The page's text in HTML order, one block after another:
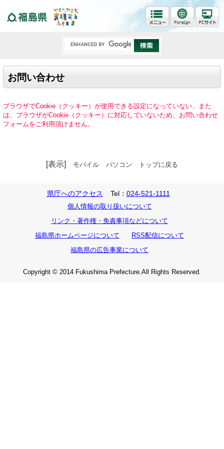
お問い合わせ
ブラウザでCookie（クッキー）が使用できる設定になっていない、また
は、ブラウザがCookie（クッキー）に対応していないため、お問い合わせ
フォームをご利用頂けません。
[表示] モバイル パソコン トップに戻る
県庁へのアクセス Tel： 024-521-1111
個人情報の取り扱いについて
リンク・著作権・免責事項などについて
福島県ホームページについて
RSS配信について
福島県の広告事業について
Copyright © 2014 Fukushima Prefecture.All Rights Reserved.